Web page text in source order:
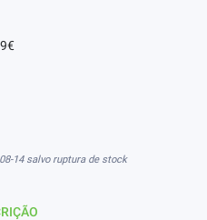
14 salvo ruptura de stock